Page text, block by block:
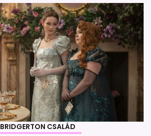
BRIDGERTON CSALÁD